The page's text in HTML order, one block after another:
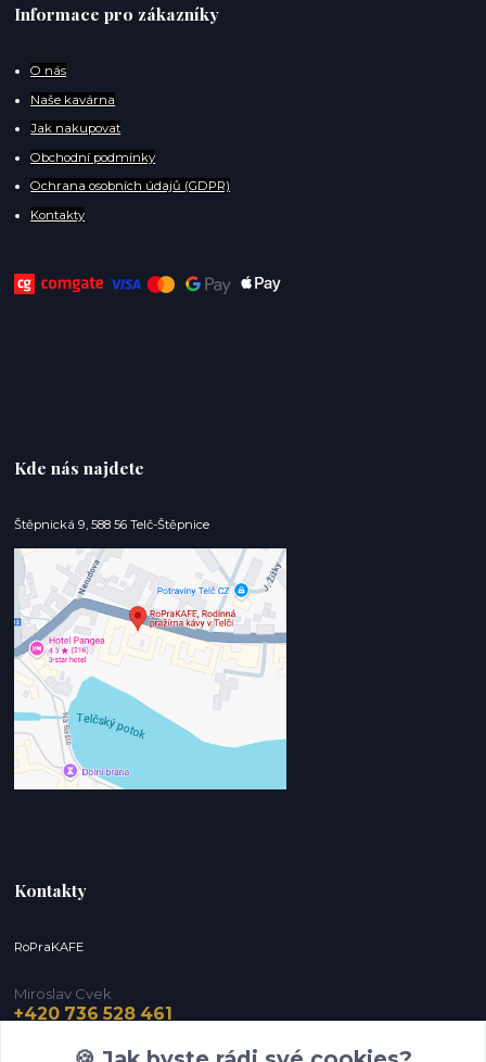
Informace pro zákazníky
O nás
Naše kavárna
Jak nakupovat
Obchodní podmínky
Ochrana osobních údajů (GDPR)
Kontakty
Kde nás najdete
Štěpnická 9, 588 56 Telč-Štěpnice
Kontakty
RoPraKAFE
Miroslav Cvek
+420 736 528 461